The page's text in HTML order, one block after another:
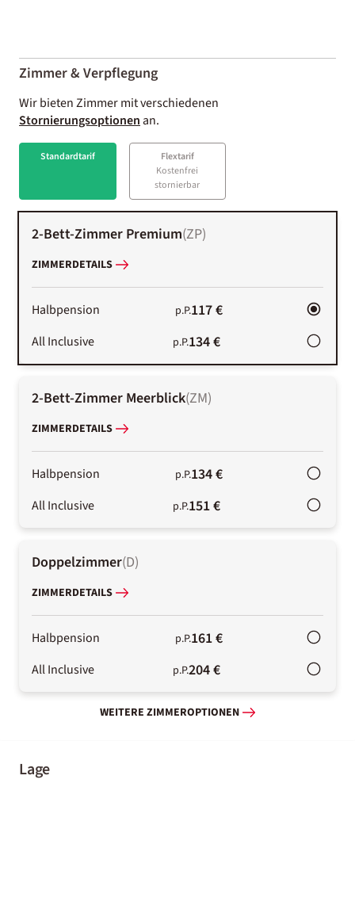
01-02
Zimmer & Verpflegung
Wir bieten Zimmer mit verschiedenen
Stornierungsoptionenan.
Standardtarif
Flextarif
Kostenfrei
stornierbar
2-Bett-Zimmer Premium(ZP)
ZIMMERDETAILS
Halbpension p.P.117 €
All Inclusive p.P.134 €
2-Bett-Zimmer Meerblick(ZM)
ZIMMERDETAILS
Halbpension p.P.134 €
All Inclusive p.P.151 €
Doppelzimmer(D)
ZIMMERDETAILS
Halbpension p.P.161 €
All Inclusive p.P.204 €
WEITERE ZIMMEROPTIONEN
Lage